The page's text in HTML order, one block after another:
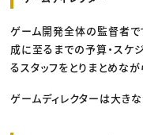
ゲーム開発全体の監督者で
成に至るまでの予算・スケ
るスタッフをとりまとめな
ゲームディレクターは大き